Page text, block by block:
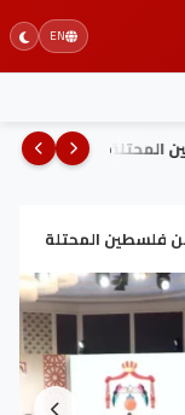
EN
التقدمي على ستيفنز
فلسطين المحتلة